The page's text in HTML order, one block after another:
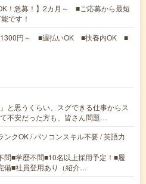
！急募！】2カ月～ ■ご応募から最短
です！
1300円～ ■週払いOK ■扶養内OK ■
と思うくらい、スグできる仕事からス
不安だった方も、皆さん問題…
ンクOK / パソコンスキル不要 / 英語力
問■学歴不問■10名以上採用予定！■履
備■社員登用あり（紹介…